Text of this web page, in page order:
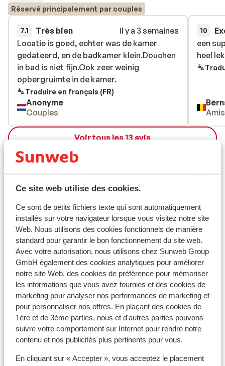
Ce site web utilise des cookies.
Ce sont de petits fichiers texte qui sont automatiquement
installés sur votre navigateur lorsque vous visitez notre site
Web. Nous utilisons des cookies fonctionnels de manière
standard pour garantir le bon fonctionnement du site web.
Avec votre autorisation, nous utilisons chez Sunweb Group
GmbH également des cookies analytiques pour améliorer
notre site Web, des cookies de préférence pour mémoriser
les informations que vous avez fournies et des cookies de
marketing pour analyser nos performances de marketing et
pour personnaliser nos offres. En plaçant des cookies de
1ère et de 3ème parties, nous et d'autres parties pouvons
suivre votre comportement sur Internet pour rendre notre
contenu et nos publicités plus pertinents pour vous.
En cliquant sur « Accepter », vous acceptez le placement
Réservé principalement par couples
7.1 Très bien
il y a 3 semaines
Locatie is goed, echter was de kamer
gedateerd, en de badkamer klein.Douchen
in bad is niet fijn.Ook zeer weinig
opbergruimte in de kamer.
Locatie is goed, echter was de kamer
gedateerd, en de badkamer klein.Douchen
in bad is niet fijn.Ook zeer weinig
opbergruimte in de kamer.
Traduire en français (FR)
Anonyme
Couples
10
een
heel
een
heel
Amis
Voir tous les 13 avis
Emplacement
Afficher sur la carte
À proximité
Distance de la plage environ 300 mètres (plages de
rochers)
À la périphérie
La distance de la vieille ville environ 2 kilomètres
Distance de l'aéroport environ 21 kilomètres
Distance jusqu'à l'arrêt de bus environ 100 mètres
Distance jusqu'au distributeur d'argent environ